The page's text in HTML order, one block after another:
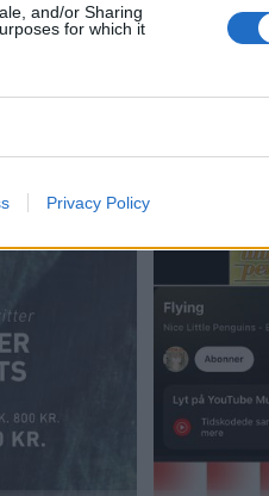
and/or Sharing
for which it
Privacy Policy